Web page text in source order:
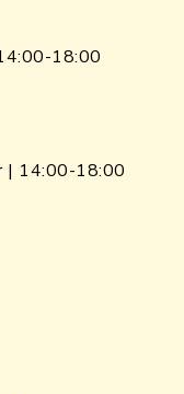
18:00
| 14:00-18:00